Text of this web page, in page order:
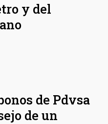
y del
de Pdvsa
de un